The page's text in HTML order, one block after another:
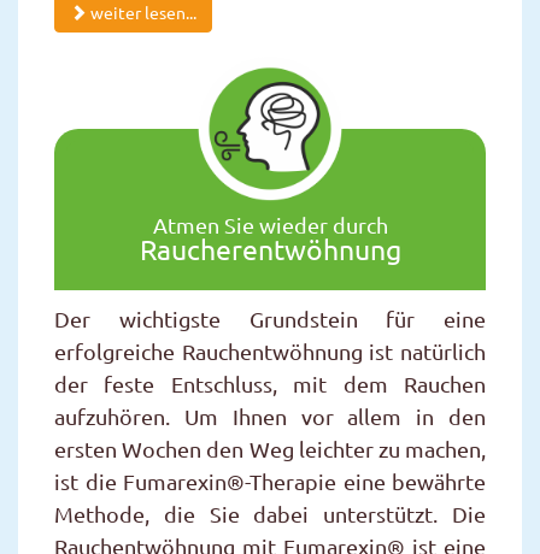
weiter lesen...
Atmen Sie wieder durch
Raucherentwöhnung
Der wichtigste Grundstein für eine
erfolgreiche Rauchentwöhnung ist natürlich
der feste Entschluss, mit dem Rauchen
aufzuhören. Um Ihnen vor allem in den
ersten Wochen den Weg leichter zu machen,
ist die Fumarexin®-Therapie eine bewährte
Methode, die Sie dabei unterstützt. Die
Rauchentwöhnung mit Fumarexin® ist eine